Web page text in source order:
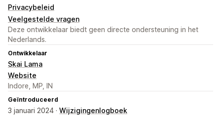
Privacybeleid
Veelgestelde vragen
Deze ontwikkelaar biedt geen directe ondersteuning in het
Nederlands.
Ontwikkelaar
Skai Lama
Website
Indore, MP, IN
Geïntroduceerd
3 januari 2024 · Wijzigingenlogboek